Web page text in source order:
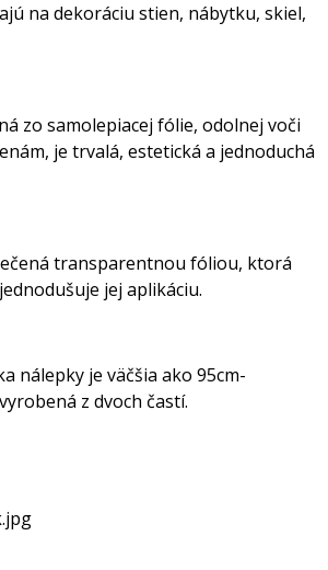
na dekoráciu stien, nábytku, skiel,
zo samolepiacej fólie, odolnej voči
je trvalá, estetická a jednoduchá
transparentnou fóliou, ktorá
jej aplikáciu.
nálepky je väčšia ako 95cm-
z dvoch častí.